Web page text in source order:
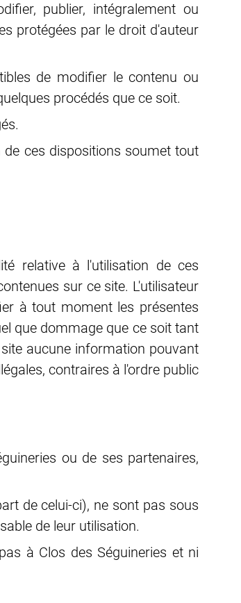
publier, intégralement ou
protégées par le droit d'auteur
de modifier le contenu ou
procédés que ce soit.
de ces dispositions soumet tout
relative à l'utilisation de ces
sur ce site. L'utilisateur
à tout moment les présentes
que dommage que ce soit tant
aucune information pouvant
contraires à l'ordre public
ou de ses partenaires,
de celui-ci), ne sont pas sous
de leur utilisation.
à Clos des Séguineries et ni